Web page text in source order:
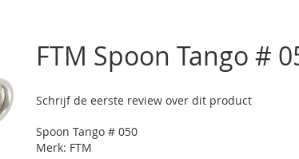
FTM Spoon Tango #
Schrijf de eerste review over dit product
Spoon Tango # 050
Merk: FTM